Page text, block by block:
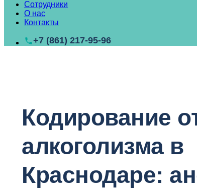
Сотрудники
О нас
Контакты
+7 (861) 217-95-96
Кодирование
алкоголизма в
Краснодаре: